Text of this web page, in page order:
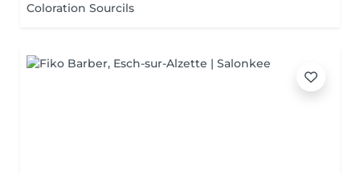
Coloration Sourcils